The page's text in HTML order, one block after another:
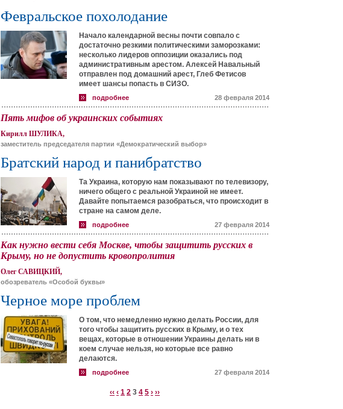
Февральское похолодание
Начало календарной весны почти совпало с
достаточно резкими политическими заморозками:
несколько лидеров оппозиции оказались под
административным арестом. Алексей Навальный
отправлен под домашний арест, Глеб Фетисов
имеет шансы попасть в СИЗО.
подробнее 28 февраля 2014
Пять мифов об украинских событиях
Кирилл ШУЛИКА,
заместитель председателя партии «Демократический выбор»
Братский народ и панибратство
Та Украина, которую нам показывают по телевизору,
ничего общего с реальной Украиной не имеет.
Давайте попытаемся разобраться, что происходит в
стране на самом деле.
подробнее 27 февраля 2014
Как нужно вести себя Москве, чтобы защитить русских в
Крыму, но не допустить кровопролития
Олег САВИЦКИЙ,
обозреватель «Особой буквы»
Черное море проблем
О том, что немедленно нужно делать России, для
того чтобы защитить русских в Крыму, и о тех
вещах, которые в отношении Украины делать ни в
коем случае нельзя, но которые все равно
делаются.
подробнее 27 февраля 2014
‹‹ ‹ 1 2 3 4 5 › ››